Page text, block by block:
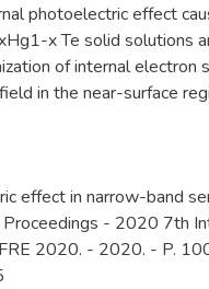
Института
бакалавриата
у студентов
обучения в
программ
подготовки учащихся
школ-партнеров НИЯУ
и дополнительного
photoelectric effect
x Te solid solutions
of internal electron
in the near-surface
effect in narrow-band
- 2020 7th
2020. - 2020. - P.